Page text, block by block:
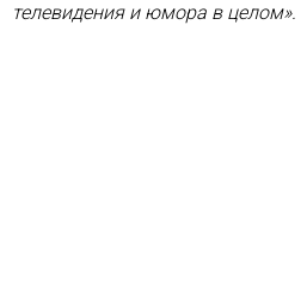
телевидения и юмора в целом».